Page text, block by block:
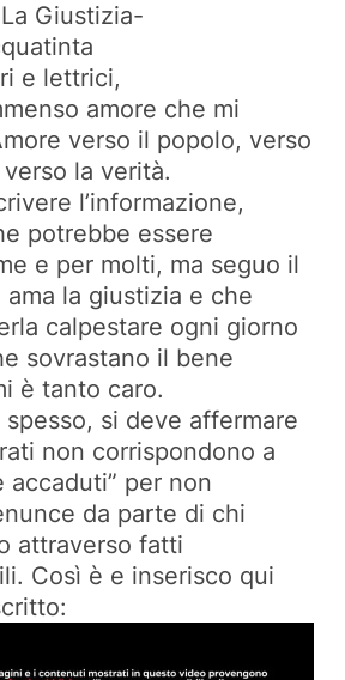
Giustizia-
e lettrici,
amore che mi
verso il popolo, verso
la verità.
l’informazione,
potrebbe essere
e per molti, ma seguo il
la giustizia e che
calpestare ogni giorno
sovrastano il bene
è tanto caro.
si deve affermare
non corrispondono a
per non
da parte di chi
attraverso fatti
Così è e inserisco qui